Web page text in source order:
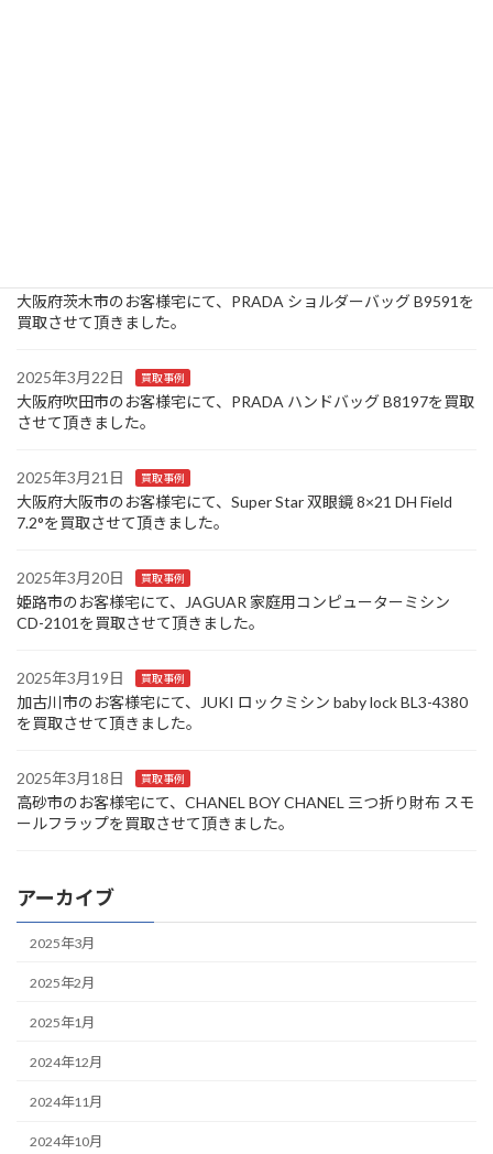
大阪府茨木市のお客様宅にて、PRADA ショルダーバッグ B9591を
買取させて頂きました。
2025年3月22日 買取事例
大阪府吹田市のお客様宅にて、PRADA ハンドバッグ B8197を買取
させて頂きました。
2025年3月21日 買取事例
大阪府大阪市のお客様宅にて、Super Star 双眼鏡 8×21 DH Field
7.2°を買取させて頂きました。
2025年3月20日 買取事例
姫路市のお客様宅にて、JAGUAR 家庭用コンピューターミシン
CD-2101を買取させて頂きました。
2025年3月19日 買取事例
加古川市のお客様宅にて、JUKI ロックミシン baby lock BL3-4380
を買取させて頂きました。
2025年3月18日 買取事例
高砂市のお客様宅にて、CHANEL BOY CHANEL 三つ折り財布 スモ
ールフラップを買取させて頂きました。
アーカイブ
2025年3月
2025年2月
2025年1月
2024年12月
2024年11月
2024年10月